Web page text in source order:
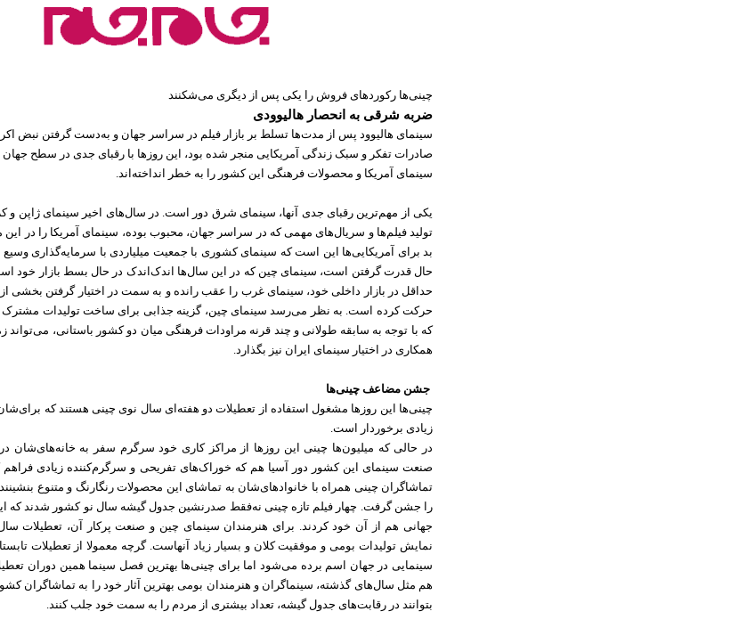
چینی‌ها رکوردهای فروش را یکی پس از دیگری می‌شکنند
ضربه شرقی به انحصار هالیوودی
سینمای هالیوود پس از مدت‌ها تسلط بر بازار فیلم در سراسر جهان و به‌دست گرفتن نبض
صادرات تفکر و سبک زندگی آمریکایی منجر شده بود، این روزها با رقبای جدی در سطح
سینمای آمریکا و محصولات فرهنگی این کشور را به خطر انداخته‌اند.
یکی از مهم‌ترین رقبای جدی آنها، سینمای شرق دور است. در سال‌های اخیر سینمای ژاپن و
تولید فیلم‌ها و سریال‌های مهمی که در سراسر جهان، محبوب بوده، سینمای آمریکا را در این
بد برای آمریکایی‌ها این است که سینمای کشوری با جمعیت میلیاردی با سرمایه‌گذاری
حال قدرت گرفتن است، سینمای چین که در این سال‌ها اندک‌اندک در حال بسط بازار خود
حداقل در بازار داخلی خود، سینمای غرب را عقب رانده و به سمت در اختیار گرفتن بخشی از
حرکت کرده است. به نظر می‌رسد سینمای چین، گزینه جذابی برای ساخت تولیدات مشترک
که با توجه به سابقه طولانی و چند قرنه مراودات فرهنگی میان دو کشور باستانی، می‌تواند
همکاری در اختیار سینمای ایران نیز بگذارد.
جشن مضاعف چینی‌ها
چینی‌ها این روزها مشغول استفاده از تعطیلات دو هفته‌ای سال نوی چینی هستند که
زیادی برخوردار است.
در حالی که میلیون‌ها چینی این روزها از مراکز کاری خود سرگرم سفر به خانه‌های‌شان
صنعت سینمای این کشور دور آسیا هم که خوراک‌های تفریحی و سرگرم‌کننده زیادی فراهم
تماشاگران چینی همراه با خانوادهای‌شان به تماشای این محصولات رنگارنگ و متنوع
را جشن گرفت. چهار فیلم تازه چینی نه‌فقط صدرنشین جدول گیشه سال نو کشور شدند که
جهانی هم از آن خود کردند. برای هنرمندان سینمای چین و صنعت پرکار آن، تعطیلات
نمایش تولیدات بومی ‌و موفقیت کلان و بسیار زیاد آنهاست. گرچه معمولا از تعطیلات
سینمایی در جهان اسم برده می‌شود اما برای چینی‌ها بهترین فصل سینما همین دوران
هم مثل سال‌های گذشته، سینماگران و هنرمندان بومی ‌بهترین آثار خود را به تماشاگران
بتوانند در رقابت‌های جدول گیشه، تعداد بیشتری از مردم را به سمت خود جلب کنند.